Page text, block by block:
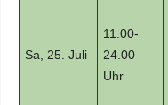
Sa, 25. Juli
11.00-
24.00
Uhr